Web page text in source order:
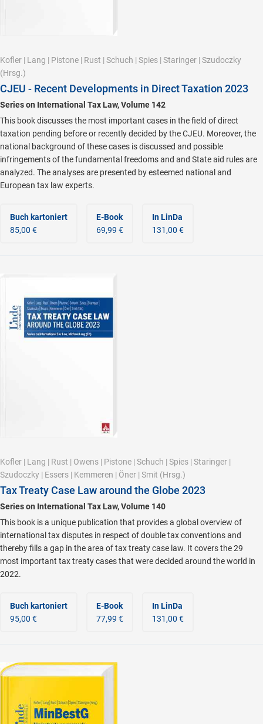
Kofler | Lang | Pistone | Rust | Schuch | Spies | Staringer | Szudoczky
(Hrsg.)
CJEU - Recent Developments in Direct Taxation 2023
Series on International Tax Law, Volume 142
This book discusses the most important cases in the field of direct
taxation pending before or recently decided by the CJEU. Moreover, the
national background of these cases is discussed and possible
infringements of the fundamental freedoms and and State aid rules are
analyzed. The analyses are presented by esteemed national and
European tax law experts.
Buch kartoniert
85,00 €
E-Book
69,99 €
In LinDa
131,00 €
Kofler | Lang | Rust | Owens | Pistone | Schuch | Spies | Staringer |
Szudoczky | Essers | Kemmeren | Öner | Smit (Hrsg.)
Tax Treaty Case Law around the Globe 2023
Series on International Tax Law, Volume 140
This book is a unique publication that provides a global overview of
international tax disputes in respect of double tax conventions and
thereby fills a gap in the area of tax treaty case law. It covers the 29
most important tax treaty cases that were decided around the world in
2022.
Buch kartoniert
95,00 €
E-Book
77,99 €
In LinDa
131,00 €